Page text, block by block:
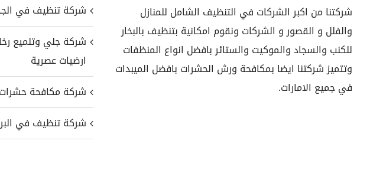
شركتنا من اكبر الشركات في التنظيف الشامل للمنازل
والفلل و القصور و الشركات ونقوم امكانية بتنظيف بالبخار
للكنب والسجاد والموكيت والستائر بافضل انواع المنظفات
وتتميز شركتنا ايضا بمكافحة ورش الحشرات بافضل الميبدات
في جميع الامارات.
شركة تنظيف في الجداف
ارضيات عصرية
شركة مكافحة حشرات في
شركة تنظيف في البرشاء